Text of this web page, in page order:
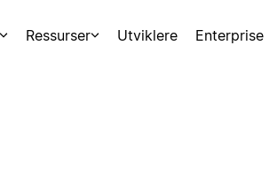
Ressurser Utviklere Enterprise